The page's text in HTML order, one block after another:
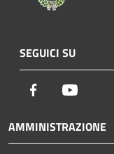
SEGUICI SU
Facebook
AMMINISTRAZIONE